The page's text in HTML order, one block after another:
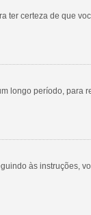
ter certeza de que
longo período, para
às instruções,